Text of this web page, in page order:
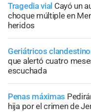
Tragedia vial Cayó un
choque múltiple en
heridos
Geriátricos
que alertó cuatro
escuchada
Penas máximas
hija por el crimen de